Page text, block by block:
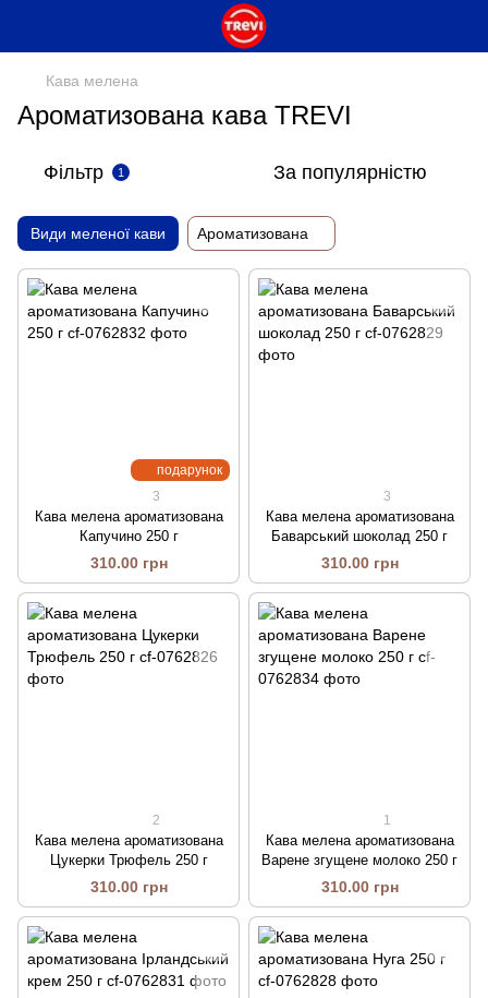
Кава мелена
Ароматизована кава TREVI
Фільтр 1 За популярністю
Види меленої кави Ароматизована
подарунок
3
Кава мелена ароматизована
Капучино 250 г
310.00 грн
3
Кава мелена ароматизована
Баварський шоколад 250 г
310.00 грн
2
Кава мелена ароматизована
Цукерки Трюфель 250 г
310.00 грн
1
Кава мелена ароматизована
Варене згущене молоко 250 г
310.00 грн